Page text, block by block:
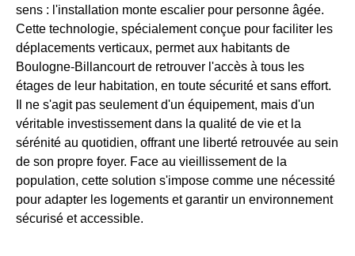
sens : l'installation monte escalier pour personne âgée.
Cette technologie, spécialement conçue pour faciliter les
déplacements verticaux, permet aux habitants de
Boulogne-Billancourt de retrouver l'accès à tous les
étages de leur habitation, en toute sécurité et sans effort.
Il ne s'agit pas seulement d'un équipement, mais d'un
véritable investissement dans la qualité de vie et la
sérénité au quotidien, offrant une liberté retrouvée au sein
de son propre foyer. Face au vieillissement de la
population, cette solution s'impose comme une nécessité
pour adapter les logements et garantir un environnement
sécurisé et accessible.